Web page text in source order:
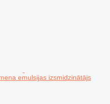
emulsijas izsmidzinātājs